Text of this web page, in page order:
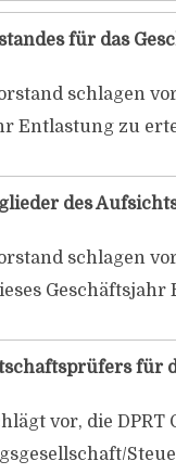
für das
schlagen
Entlastung zu
des
schlagen
Geschäftsjahr
für
vor, die DPRT